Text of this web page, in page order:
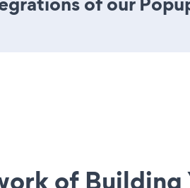
of Building